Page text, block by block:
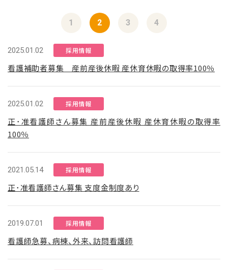
1 2 3 4
2025.01.02 採用情報
看護補助者募集 産前産後休暇 産休育休暇の取得率100％
2025.01.02 採用情報
正･准看護師さん募集 産前産後休暇 産休育休暇の取得率
100％
2021.05.14 採用情報
正･准看護師さん募集 支度金制度あり
2019.07.01 採用情報
看護師急募、病棟、外来、訪問看護師